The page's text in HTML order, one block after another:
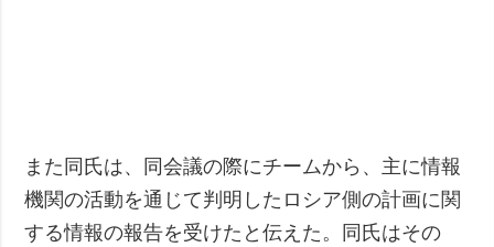
また同氏は、同会議の際にチームから、主に情報
機関の活動を通じて判明したロシア側の計画に関
する情報の報告を受けたと伝えた。同氏はその